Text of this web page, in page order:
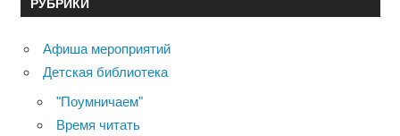
РУБРИКИ
Афиша мероприятий
Детская библиотека
"Поумничаем"
Время читать